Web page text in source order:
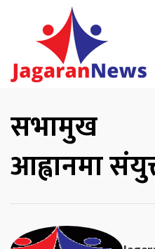
सभामुख
आह्वानमा